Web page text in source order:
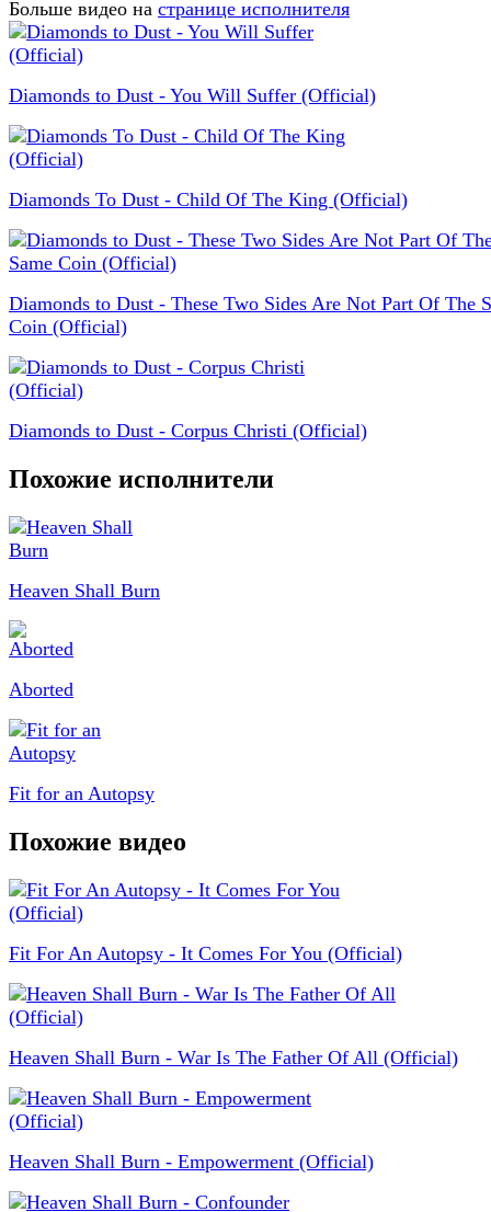
Больше видео на странице исполнителя
Diamonds to Dust - You Will Suffer (Official)
Diamonds To Dust - Child Of The King (Official)
Diamonds to Dust - These Two Sides Are Not Part Of The
Coin (Official)
Diamonds to Dust - Corpus Christi (Official)
Похожие исполнители
Heaven Shall Burn
Aborted
Fit for an Autopsy
Похожие видео
Fit For An Autopsy - It Comes For You (Official)
Heaven Shall Burn - War Is The Father Of All (Official)
Heaven Shall Burn - Empowerment (Official)